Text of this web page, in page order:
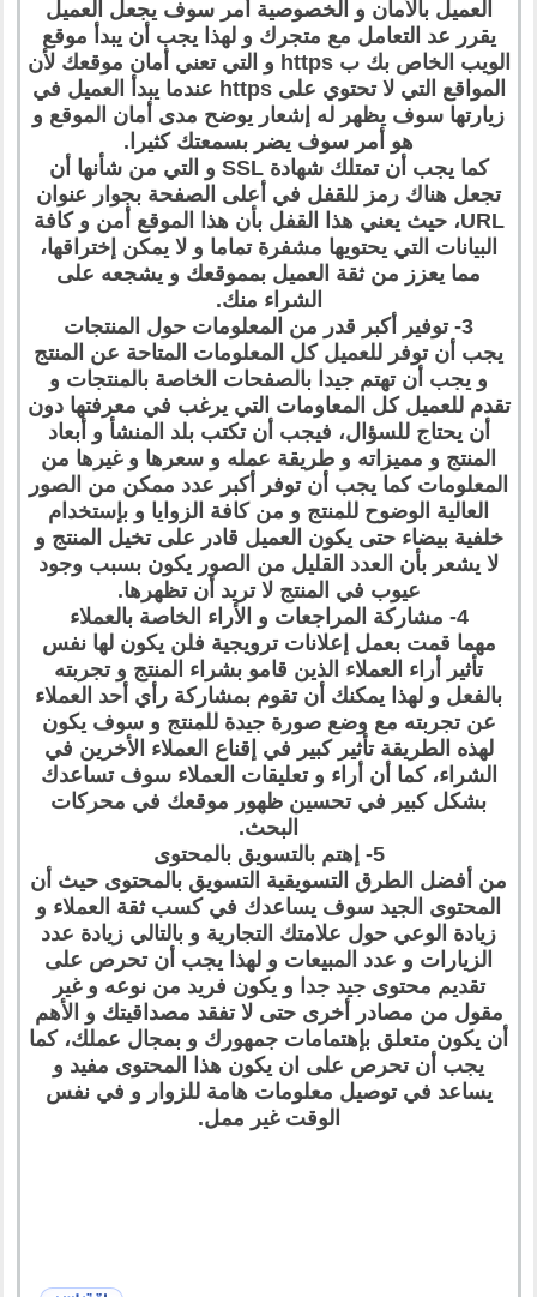
العميل بالأمان و الخصوصية أمر سوف يجعل العميل
يقرر عد التعامل مع متجرك و لهذا يجب أن يبدأ موقع
الويب الخاص بك ب https و التي تعني أمان موقعك لأن
المواقع التي لا تحتوي على https عندما يبدأ العميل في
زيارتها سوف يظهر له إشعار يوضح مدى أمان الموقع و
هو أمر سوف يضر بسمعتك كثيرا.
كما يجب أن تمتلك شهادة SSL و التي من شأنها أن
تجعل هناك رمز للقفل في أعلى الصفحة بجوار عنوان
URL، حيث يعني هذا القفل بأن هذا الموقع أمن و كافة
البيانات التي يحتويها مشفرة تماما و لا يمكن إختراقها،
مما يعزز من ثقة العميل بمموقعك و يشجعه على
الشراء منك.
3- توفير أكبر قدر من المعلومات حول المنتجات
يجب أن توفر للعميل كل المعلومات المتاحة عن المنتج
و يجب أن تهتم جيدا بالصفحات الخاصة بالمنتجات و
تقدم للعميل كل المعاومات التي يرغب في معرفتها دون
أن يحتاج للسؤال، فيجب أن تكتب بلد المنشأ و أبعاد
المنتج و مميزاته و طريقة عمله و سعرها و غيرها من
المعلومات كما يجب أن توفر أكبر عدد ممكن من الصور
العالية الوضوح للمنتج و من كافة الزوايا و بإستخدام
خلفية بيضاء حتى يكون العميل قادر على تخيل المنتج و
لا يشعر بأن العدد القليل من الصور يكون بسبب وجود
عيوب في المنتج لا تريد أن تظهرها.
4- مشاركة المراجعات و الأراء الخاصة بالعملاء
مهما قمت بعمل إعلانات ترويجية فلن يكون لها نفس
تأثير أراء العملاء الذين قامو بشراء المنتج و تجربته
بالفعل و لهذا يمكنك أن تقوم بمشاركة رأي أحد العملاء
عن تجربته مع وضع صورة جيدة للمنتج و سوف يكون
لهذه الطريقة تأثير كبير في إقناع العملاء الأخرين في
الشراء، كما أن أراء و تعليقات العملاء سوف تساعدك
بشكل كبير في تحسين ظهور موقعك في محركات
البحث.
5- إهتم بالتسويق بالمحتوى
من أفضل الطرق التسويقية التسويق بالمحتوى حيث أن
المحتوى الجيد سوف يساعدك في كسب ثقة العملاء و
زيادة الوعي حول علامتك التجارية و بالتالي زيادة عدد
الزيارات و عدد المبيعات و لهذا يجب أن تحرص على
تقديم محتوى جيد جدا و يكون فريد من نوعه و غير
مقول من مصادر أخرى حتى لا تفقد مصداقيتك و الأهم
أن يكون متعلق بإهتمامات جمهورك و بمجال عملك، كما
يجب أن تحرص على ان يكون هذا المحتوى مفيد و
يساعد في توصيل معلومات هامة للزوار و في نفس
الوقت غير ممل.